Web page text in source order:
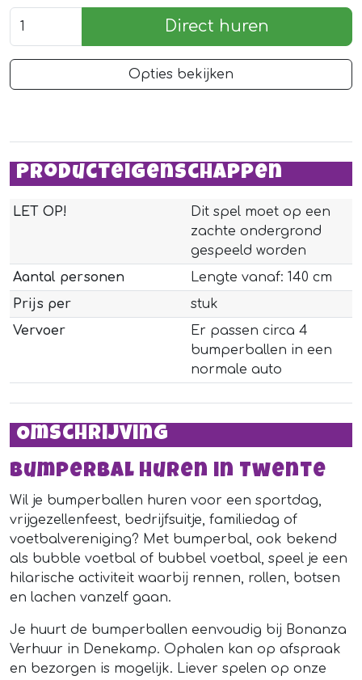
Direct huren
Opties bekijken
Producteigenschappen
LET OP!
Dit spel moet op een
zachte ondergrond
gespeeld worden
Aantal personen
Lengte vanaf: 140 cm
Prijs per
stuk
Vervoer
Er passen circa 4
bumperballen in een
normale auto
Omschrijving
Bumperbal huren in Twente
Wil je bumperballen huren voor een sportdag,
vrijgezellenfeest, bedrijfsuitje, familiedag of
voetbalvereniging? Met bumperbal, ook bekend
als bubble voetbal of bubbel voetbal, speel je een
hilarische activiteit waarbij rennen, rollen, botsen
en lachen vanzelf gaan.
Je huurt de bumperballen eenvoudig bij Bonanza
Verhuur in Denekamp. Ophalen kan op afspraak
en bezorgen is mogelijk. Liever spelen op onze